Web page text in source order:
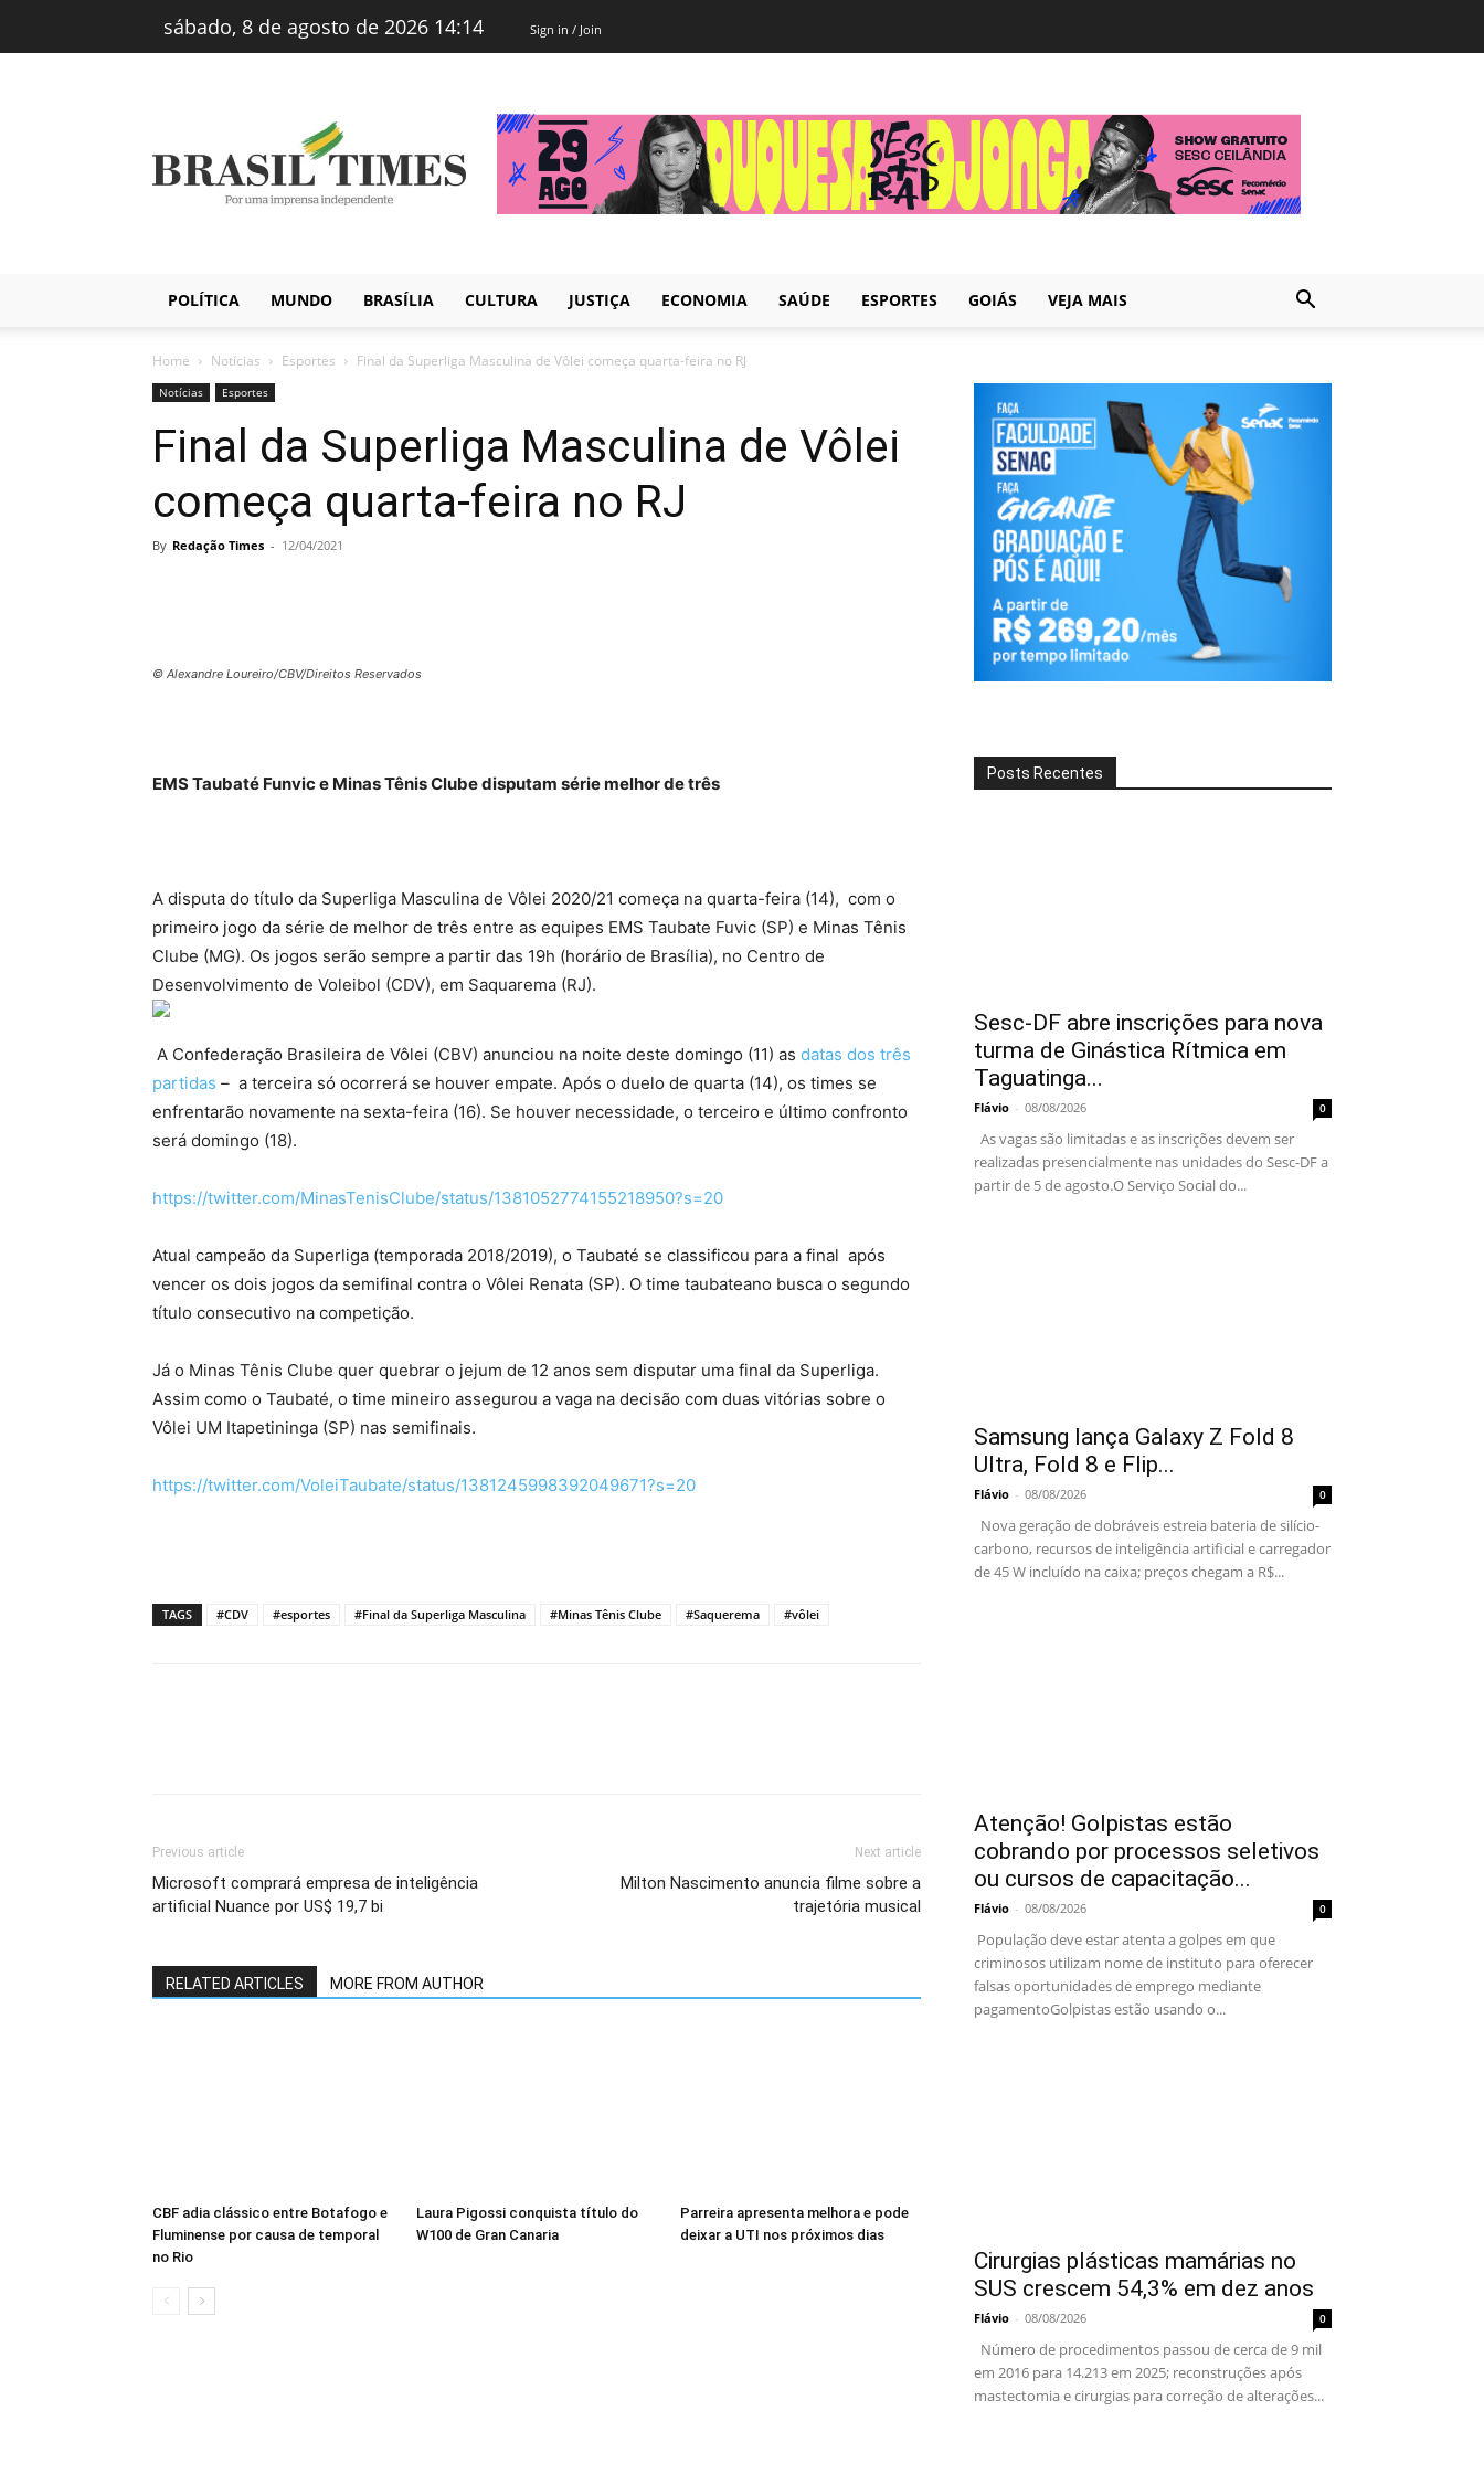
sábado, 8 de agosto de 2026 14:14 Sign in / Join
Brasiltimes
–
Notícias
POLÍTICA MUNDO BRASÍLIA CULTURA JUSTIÇA ECONOMIA SAÚDE ESPORTES GOIÁS VEJA MAIS
Home Notícias Esportes Final da Superliga Masculina de Vôlei começa quarta-feira no RJ
Notícias Esportes
Final da Superliga Masculina de Vôlei
começa quarta-feira no RJ
By Redação Times - 12/04/2021
© Alexandre Loureiro/CBV/Direitos Reservados
EMS Taubaté Funvic e Minas Tênis Clube disputam série melhor de três
A disputa do título da Superliga Masculina de Vôlei 2020/21 começa na quarta-feira (14), com o
primeiro jogo da série de melhor de três entre as equipes EMS Taubate Fuvic (SP) e Minas Tênis
Clube (MG). Os jogos serão sempre a partir das 19h (horário de Brasília), no Centro de
Desenvolvimento de Voleibol (CDV), em Saquarema (RJ).
A Confederação Brasileira de Vôlei (CBV) anunciou na noite deste domingo (11) as datas dos três
partidas – a terceira só ocorrerá se houver empate. Após o duelo de quarta (14), os times se
enfrentarão novamente na sexta-feira (16). Se houver necessidade, o terceiro e último confronto
será domingo (18).
https://twitter.com/MinasTenisClube/status/1381052774155218950?s=20
Atual campeão da Superliga (temporada 2018/2019), o Taubaté se classificou para a final após
vencer os dois jogos da semifinal contra o Vôlei Renata (SP). O time taubateano busca o segundo
título consecutivo na competição.
Já o Minas Tênis Clube quer quebrar o jejum de 12 anos sem disputar uma final da Superliga.
Assim como o Taubaté, o time mineiro assegurou a vaga na decisão com duas vitórias sobre o
Vôlei UM Itapetininga (SP) nas semifinais.
https://twitter.com/VoleiTaubate/status/1381245998392049671?s=20
TAGS #CDV #esportes #Final da Superliga Masculina #Minas Tênis Clube #Saquerema #vôlei
Previous article
Microsoft comprará empresa de inteligência
artificial Nuance por US$ 19,7 bi
Next article
Milton Nascimento anuncia filme sobre a
trajetória musical
RELATED ARTICLES MORE FROM AUTHOR
CBF adia clássico entre Botafogo e
Fluminense por causa de temporal
no Rio
Laura Pigossi conquista título do
W100 de Gran Canaria
Parreira apresenta melhora e pode
deixar a UTI nos próximos dias
Posts Recentes
Sesc-DF abre inscrições para nova
turma de Ginástica Rítmica em
Taguatinga...
Flávio - 08/08/2026 0
As vagas são limitadas e as inscrições devem ser
realizadas presencialmente nas unidades do Sesc-DF a
partir de 5 de agosto.O Serviço Social do...
Samsung lança Galaxy Z Fold 8
Ultra, Fold 8 e Flip...
Flávio - 08/08/2026 0
Nova geração de dobráveis estreia bateria de silício-
carbono, recursos de inteligência artificial e carregador
de 45 W incluído na caixa; preços chegam a R$...
Atenção! Golpistas estão
cobrando por processos seletivos
ou cursos de capacitação...
Flávio - 08/08/2026 0
População deve estar atenta a golpes em que
criminosos utilizam nome de instituto para oferecer
falsas oportunidades de emprego mediante
pagamentoGolpistas estão usando o...
Cirurgias plásticas mamárias no
SUS crescem 54,3% em dez anos
Flávio - 08/08/2026 0
Número de procedimentos passou de cerca de 9 mil
em 2016 para 14.213 em 2025; reconstruções após
mastectomia e cirurgias para correção de alterações...